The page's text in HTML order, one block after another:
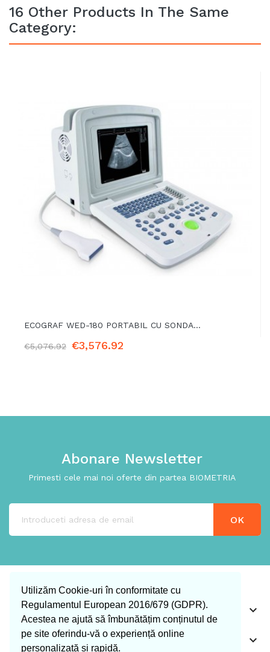
Utilizăm Cookie-uri în conformitate cu
Regulamentul European 2016/679 (GDPR).
Acestea ne ajută să îmbunătățim conținutul de
pe site oferindu-vă o experiență online
personalizată și rapidă.
16 Other Products In The Same
Category:
ECOGRAF WED-180 PORTABIL CU SONDA...
ADD TO BASKET
€5,076.92 €3,576.92
Abonare Newsletter
Primesti cele mai noi oferte din partea BIOMETRIA
INFO CLIENT 
Our Company 